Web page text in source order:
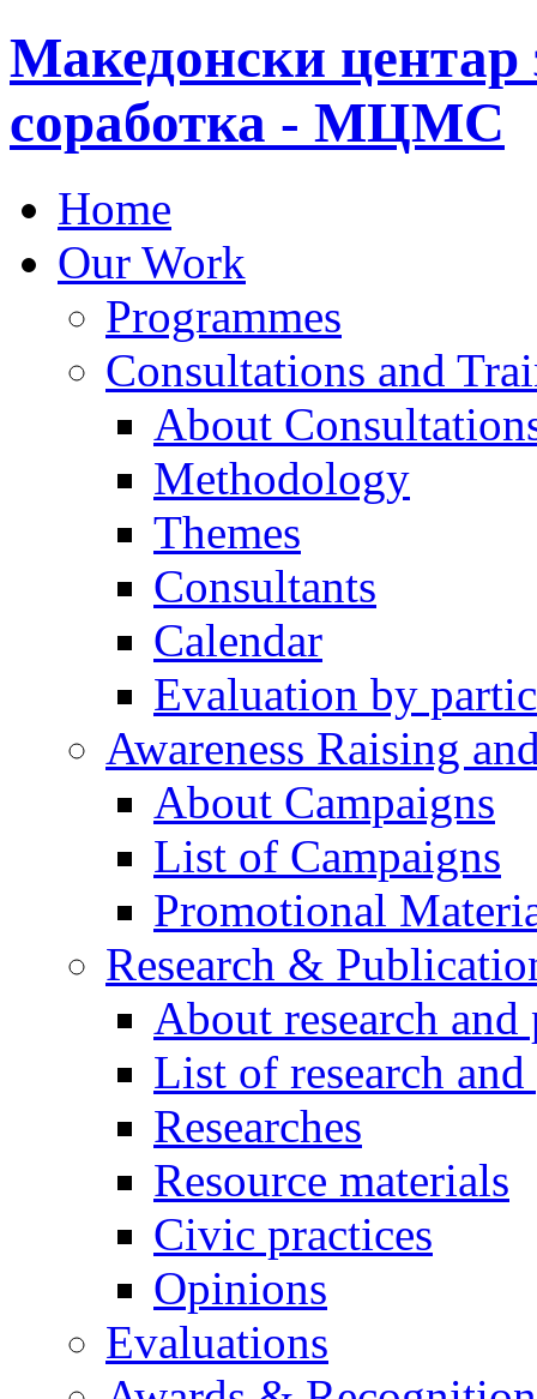
Македонски центар
соработка - МЦМС
Home
Our Work
Programmes
Consultations and
About
Methodology
Themes
Consultants
Calendar
Evaluation by
Awareness Raising
About Campaigns
List of Campaigns
Promotional
Research &
About research
List of research
Researches
Resource materials
Civic practices
Opinions
Evaluations